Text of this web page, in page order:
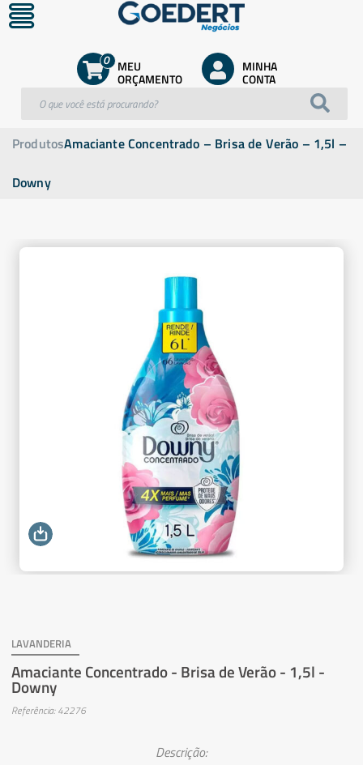
MEU
ORÇAMENTO
0 MINHA
CONTA
ProdutosAmaciante Concentrado – Brisa de Verão – 1,5l –
Downy
LAVANDERIA
Amaciante Concentrado - Brisa de Verão - 1,5l -
Downy
Referência: 42276
Descrição: